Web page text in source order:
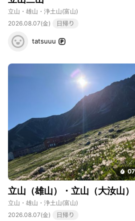
立山・雄山・浄土山(富山)
2026.08.07(金)
日帰り
tatsuuu
立山・雄山・浄土山(富山)
2026.08.07(金)
日帰り